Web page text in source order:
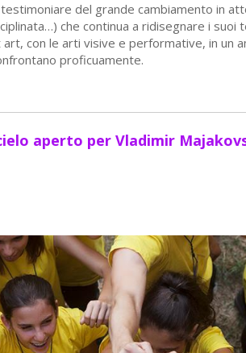
del grande cambiamento in
che continua a ridisegnare i suoi
con le arti visive e performative, in un
proficuamente.
aperto per Vladimir